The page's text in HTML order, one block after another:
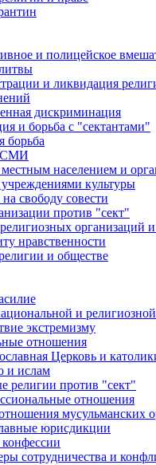
и полицейское
и ликвидация
дискриминация
и борьба с "сектантами"
борьба
СМИ
населением и
культуры
свободу совести
против "сект"
организаций
нравственности
и обществе
и
экстремизму
отношения
Церковь и
и ислам
религии против "сект"
отношения
мусульманских
юрисдикции
сотрудничества и